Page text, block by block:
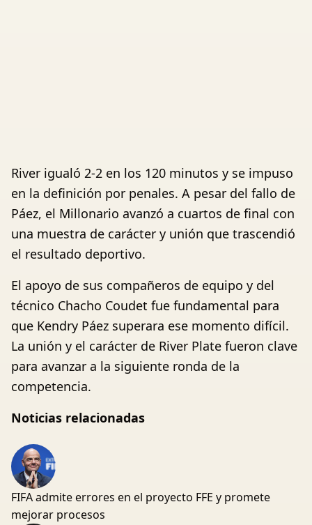
River igualó 2-2 en los 120 minutos y se impuso
en la definición por penales. A pesar del fallo de
Páez, el Millonario avanzó a cuartos de final con
una muestra de carácter y unión que trascendió
el resultado deportivo.
El apoyo de sus compañeros de equipo y del
técnico Chacho Coudet fue fundamental para
que Kendry Páez superara ese momento difícil.
La unión y el carácter de River Plate fueron clave
para avanzar a la siguiente ronda de la
competencia.
Noticias relacionadas
FIFA admite errores en el proyecto FFE y promete
mejorar procesos